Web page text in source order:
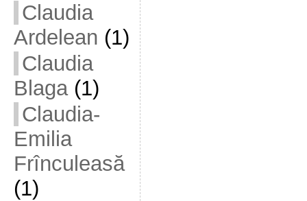
Claudia
Ardelean (1)
Claudia
Blaga(1)
Claudia-
Emilia
Frînculeasă
(1)